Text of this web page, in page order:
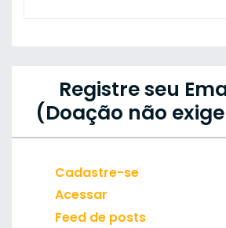
Registre seu
(Doação não
Cadastre-se
Acessar
Feed de posts